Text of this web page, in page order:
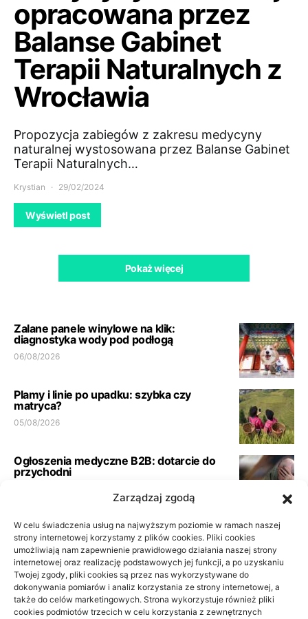
Zarządzaj zgodą
W celu świadczenia usług na najwyższym poziomie w ramach naszej
strony internetowej korzystamy z plików cookies. Pliki cookies
umożliwiają nam zapewnienie prawidłowego działania naszej strony
internetowej oraz realizację podstawowych jej funkcji, a po uzyskaniu
Twojej zgody, pliki cookies są przez nas wykorzystywane do
dokonywania pomiarów i analiz korzystania ze strony internetowej, a
także do celów marketingowych. Strona wykorzystuje również pliki
cookies podmiotów trzecich w celu korzystania z zewnętrznych
opracowana przez
Balanse Gabinet
Terapii Naturalnych z
Wrocławia
Propozycja zabiegów z zakresu medycyny
naturalnej wystosowana przez Balanse Gabinet
Terapii Naturalnych…
Krystian 29/02/2024
Wyświetl post
Pokaż więcej
Zalane panele winylowe na klik:
diagnostyka wody pod podłogą
06/08/2026
Plamy i linie po upadku: szybka czy
matryca?
05/08/2026
Ogłoszenia medyczne B2B: dotarcie do
przychodni
Pełna księgowość spółki usługowej:
wymogi biura
21/06/2026
Podłoga do przedpokoju i korytarza: jak
wybrać materiał odporny na
codzienność